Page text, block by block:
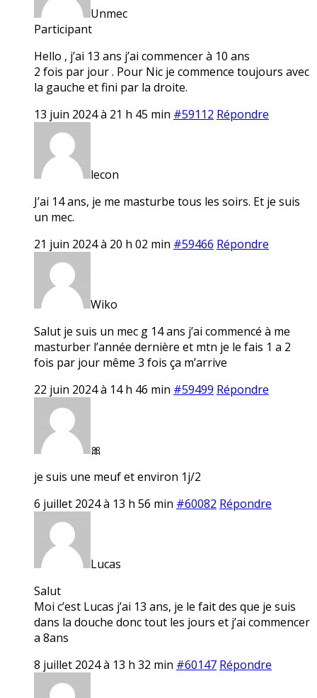
Unmec
Participant
Hello , j’ai 13 ans j’ai commencer à 10 ans
2 fois par jour . Pour Nic je commence toujours avec
la gauche et fini par la droite.
13 juin 2024 à 21 h 45 min #59112 Répondre
lecon
J’ai 14 ans, je me masturbe tous les soirs. Et je suis
un mec.
21 juin 2024 à 20 h 02 min #59466 Répondre
Wiko
Salut je suis un mec g 14 ans j’ai commencé à me
masturber l’année dernière et mtn je le fais 1 a 2
fois par jour même 3 fois ça m’arrive
22 juin 2024 à 14 h 46 min #59499 Répondre
🎀
je suis une meuf et environ 1j/2
6 juillet 2024 à 13 h 56 min #60082 Répondre
Lucas
Salut
Moi c’est Lucas j’ai 13 ans, je le fait des que je suis
dans la douche donc tout les jours et j’ai commencer
a 8ans
8 juillet 2024 à 13 h 32 min #60147 Répondre